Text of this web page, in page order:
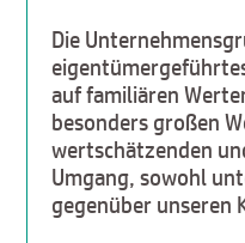
Die
auf familiären
besonders großen
wertschätzenden
Umgang, sowohl
gegenüber unseren